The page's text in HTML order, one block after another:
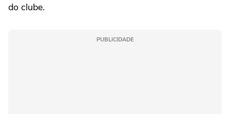
do clube.
PUBLICIDADE